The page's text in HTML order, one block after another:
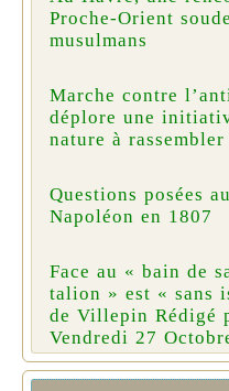
Proche-Orient
musulmans
Marche contre
déplore une
nature à rassembler
Questions posées
Napoléon en 1807
Face au « bain de
talion » est « sans
de Villepin Rédigé
Vendredi 27